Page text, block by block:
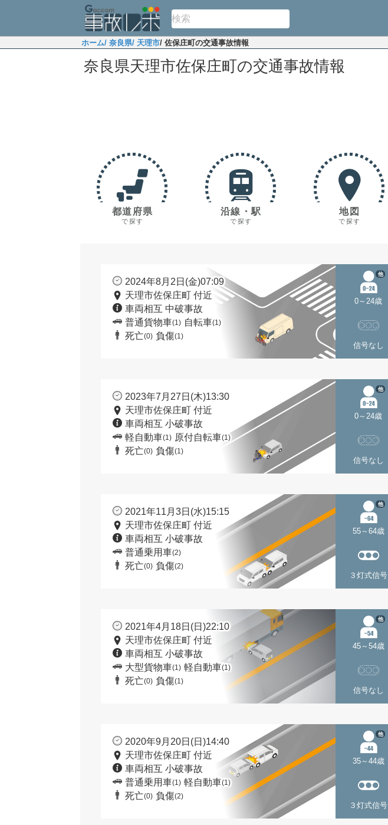
ホーム/ 奈良県/ 天理市/ 佐保庄町の交通事故情報
奈良県天理市佐保庄町の交通事故情報
都道府県
で探す
沿線・駅
で探す
地図
で探す
2024年8月2日(金)07:09
天理市佐保庄町 付近
車両相互 中破事故
普通貨物車(1) 自転車(1)
死亡(0) 負傷(1)
0～24歳
他
信号なし
2023年7月27日(木)13:30
天理市佐保庄町 付近
車両相互 小破事故
軽自動車(1) 原付自転車(1)
死亡(0) 負傷(1)
0～24歳
他
信号なし
2021年11月3日(水)15:15
天理市佐保庄町 付近
車両相互 小破事故
普通乗用車(2)
死亡(0) 負傷(2)
55～64歳
他
３灯式信号
2021年4月18日(日)22:10
天理市佐保庄町 付近
車両相互 小破事故
大型貨物車(1) 軽自動車(1)
死亡(0) 負傷(1)
45～54歳
他
信号なし
2020年9月20日(日)14:40
天理市佐保庄町 付近
車両相互 小破事故
普通乗用車(1) 軽自動車(1)
死亡(0) 負傷(2)
35～44歳
他
３灯式信号